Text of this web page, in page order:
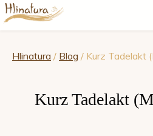
Hlinatura / Blog / Kurz Tadelakt
Kurz Tadelakt